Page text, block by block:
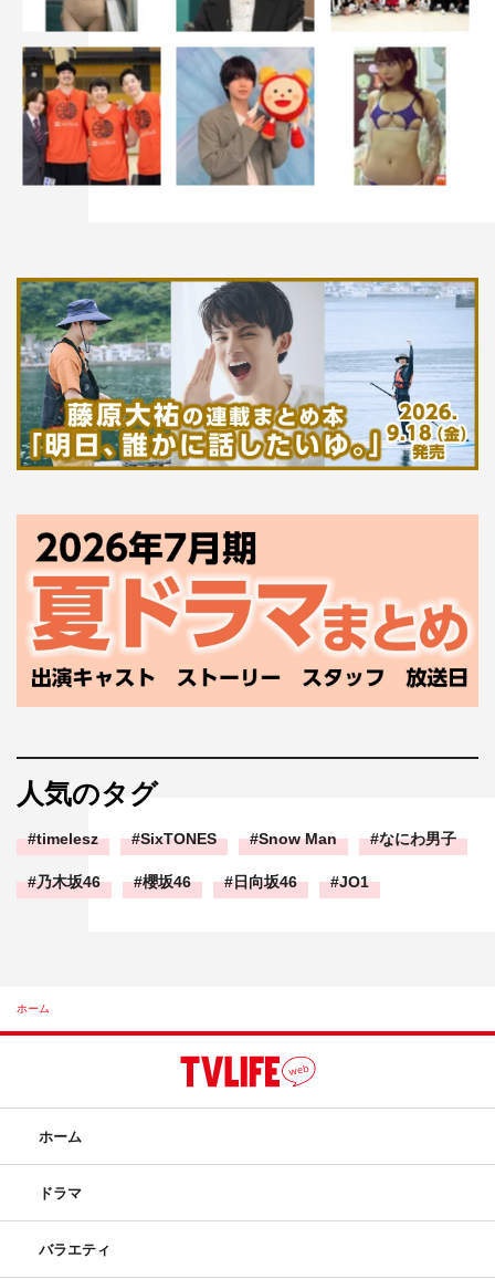
人気のタグ
timelesz SixTONES Snow Man なにわ男子
乃木坂46 櫻坂46 日向坂46 JO1
ホーム
ホーム
ドラマ
バラエティ